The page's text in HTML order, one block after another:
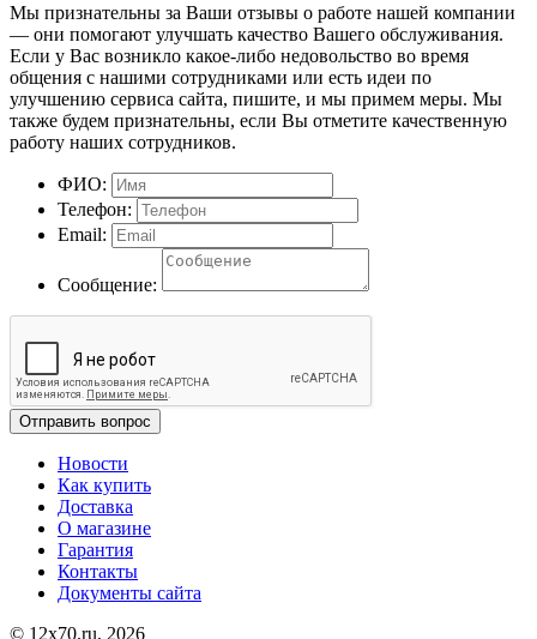
Мы признательны за Ваши отзывы о работе нашей компании
— они помогают улучшать качество Вашего обслуживания.
Если у Вас возникло какое-либо недовольство во время
общения с нашими сотрудниками или есть идеи по
улучшению сервиса сайта, пишите, и мы примем меры. Мы
также будем признательны, если Вы отметите качественную
работу наших сотрудников.
ФИО:
Телефон:
Email:
Сообщение:
Отправить вопрос
Новости
Как купить
Доставка
О магазине
Гарантия
Контакты
Документы сайта
© 12x70.ru, 2026